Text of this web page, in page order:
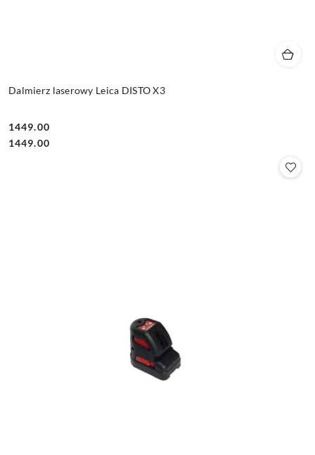
Dalmierz laserowy Leica DISTO X3
Cena:
1449.00
Cena:
1449.00